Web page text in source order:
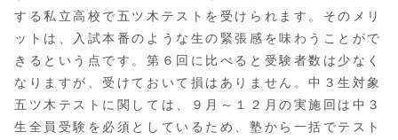
する私立高校で五ツ木テストを受けられます。そのメリ
ットは、入試本番のような生の緊張感を味わうことがで
きるという点です。第６回に比べると受験者数は少なく
なりますが、受けておいて損はありません。中３生対象
五ツ木テストに関しては、９月～１２月の実施回は中３
生全員受験を必須としているため、塾から一括でテスト